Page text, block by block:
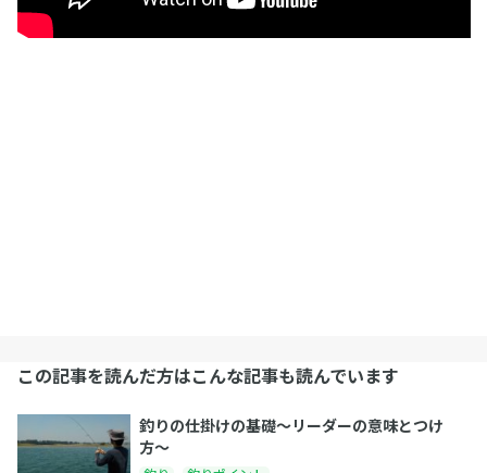
この記事を読んだ方はこんな記事も読んでいます
釣りの仕掛けの基礎〜リーダーの意味とつけ
方〜